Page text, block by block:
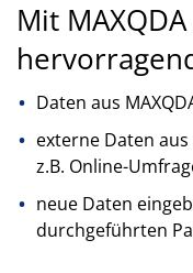
Mit
Daten aus
externe Daten aus
z.B. Online-
neue Daten
durchgeführten